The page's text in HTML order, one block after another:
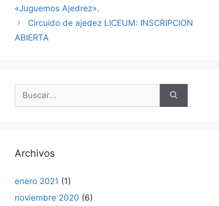
«Juguemos Ajedrez».
Circuido de ajedez LICEUM: INSCRIPCION
ABIERTA
Buscar:
Archivos
enero 2021 (1)
noviembre 2020 (6)